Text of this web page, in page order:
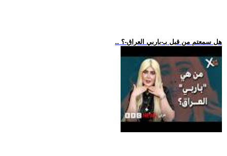
.. هل سمعتم من قبل بـ-باربي العراق-؟